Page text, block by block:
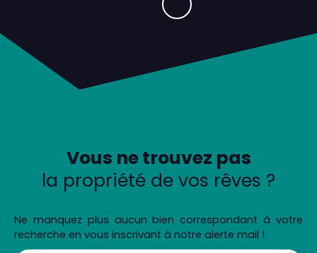
Vous ne trouvez pas
la propriété de vos rêves ?
Ne manquez plus aucun bien correspondant à votre
recherche en vous inscrivant à notre alerte mail !